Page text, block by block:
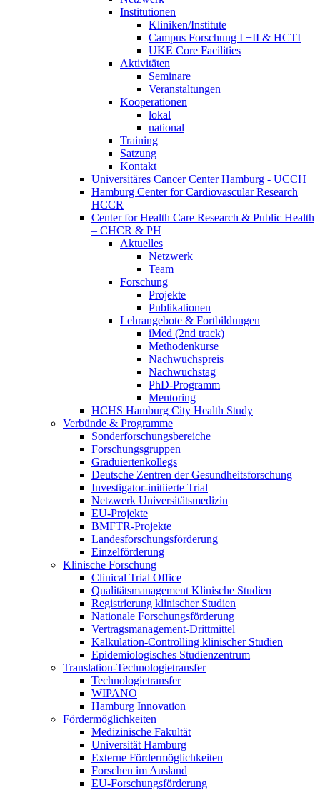
Institutionen
Kliniken/Institute
Campus Forschung I +II & HCTI
UKE Core Facilities
Aktivitäten
Seminare
Veranstaltungen
Kooperationen
lokal
national
Training
Satzung
Kontakt
Universitäres Cancer Center Hamburg - UCCH
Hamburg Center for Cardiovascular Research
HCCR
Center for Health Care Research & Public Health
– CHCR & PH
Aktuelles
Netzwerk
Team
Forschung
Projekte
Publikationen
Lehrangebote & Fortbildungen
iMed (2nd track)
Methodenkurse
Nachwuchspreis
Nachwuchstag
PhD-Programm
Mentoring
HCHS Hamburg City Health Study
Verbünde & Programme
Sonderforschungsbereiche
Forschungsgruppen
Graduiertenkollegs
Deutsche Zentren der Gesundheitsforschung
Investigator-initiierte Trial
Netzwerk Universitätsmedizin
EU-Projekte
BMFTR-Projekte
Landesforschungsförderung
Einzelförderung
Klinische Forschung
Clinical Trial Office
Qualitätsmanagement Klinische Studien
Registrierung klinischer Studien
Nationale Forschungsförderung
Vertragsmanagement-Drittmittel
Kalkulation-Controlling klinischer Studien
Epidemiologisches Studienzentrum
Translation-Technologietransfer
Technologietransfer
WIPANO
Hamburg Innovation
Fördermöglichkeiten
Medizinische Fakultät
Universität Hamburg
Externe Fördermöglichkeiten
Forschen im Ausland
EU-Forschungsförderung